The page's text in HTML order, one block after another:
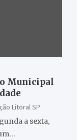
Municipal
Litoral SP
a sexta,